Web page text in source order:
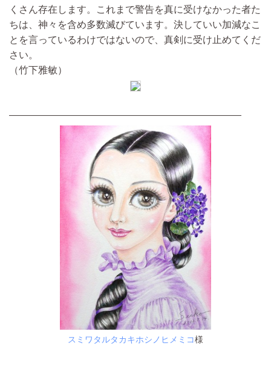
くさん存在します。これまで警告を真に受けなかった者た
ちは、神々を含め多数滅びています。決していい加減なこ
とを言っているわけではないので、真剣に受け止めてくだ
さい。
（竹下雅敏）
――――――――――――――――――――――――
スミワタルタカキホシノヒメミコ様